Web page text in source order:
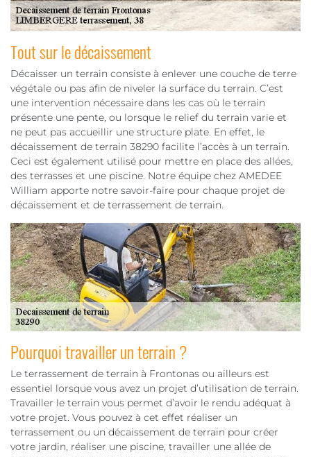
Tout sur le décaissement
Décaisser un terrain consiste à enlever une couche de terre
végétale ou pas afin de niveler la surface du terrain. C’est
une intervention nécessaire dans les cas où le terrain
présente une pente, ou lorsque le relief du terrain varie et
ne peut pas accueillir une structure plate. En effet, le
décaissement de terrain 38290 facilite l’accès à un terrain.
Ceci est également utilisé pour mettre en place des allées,
des terrasses et une piscine. Notre équipe chez AMEDEE
William apporte notre savoir-faire pour chaque projet de
décaissement et de terrassement de terrain.
Pourquoi travailler un terrain ?
Le terrassement de terrain à Frontonas ou ailleurs est
essentiel lorsque vous avez un projet d’utilisation de terrain.
Travailler le terrain vous permet d’avoir le rendu adéquat à
votre projet. Vous pouvez à cet effet réaliser un
terrassement ou un décaissement de terrain pour créer
votre jardin, réaliser une piscine, travailler une allée de